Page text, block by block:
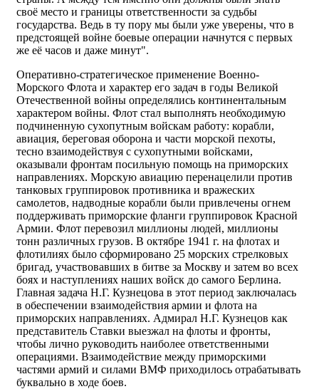
своё место и границы ответственности за судьбы
государства. Ведь в ту пору мы были уже уверены, что в
предстоящей войне боевые операции начнутся с первых
же её часов и даже минут".
Оперативно-стратегическое применение Военно-
Морского Флота и характер его задач в годы Великой
Отечественной войны определялись континентальным
характером войны. Флот стал выполнять необходимую
подчиненную сухопутным войскам работу: корабли,
авиация, береговая оборона и части морской пехоты,
тесно взаимодействуя с сухопутными войсками,
оказывали фронтам посильную помощь на приморских
направлениях. Морскую авиацию перенацелили против
танковых группировок противника и вражеских
самолетов, надводные корабли были привлечены огнем
поддерживать приморские фланги группировок Красной
Армии. Флот перевозил миллионы людей, миллионы
тонн различных грузов. В октябре 1941 г. на флотах и
флотилиях было сформировано 25 морских стрелковых
бригад, участвовавших в битве за Москву и затем во всех
боях и наступлениях наших войск до самого Берлина.
Главная задача Н.Г. Кузнецова в этот период заключалась
в обеспечении взаимодействия армии и флота на
приморских направлениях. Адмирал Н.Г. Кузнецов как
представитель Ставки выезжал на флоты и фронты,
чтобы лично руководить наиболее ответственными
операциями. Взаимодействие между приморскими
частями армий и силами ВМФ приходилось отрабатывать
буквально в ходе боев.